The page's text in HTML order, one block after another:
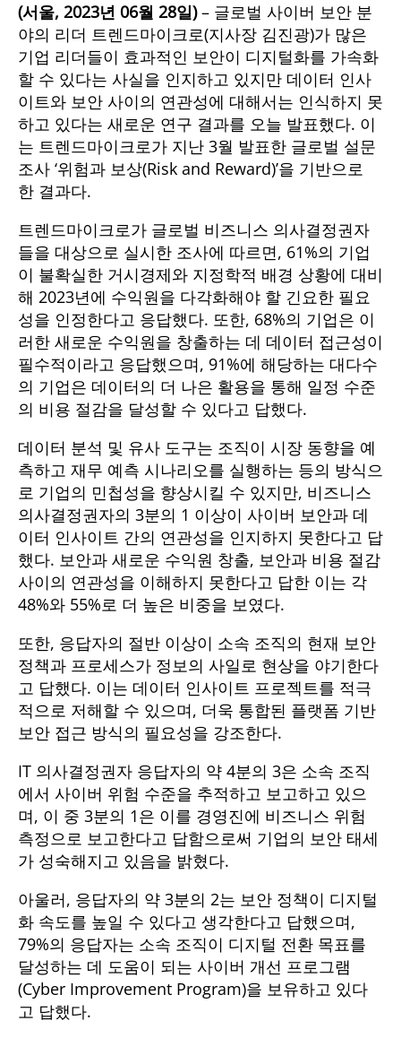
(서울, 2023년 06월 28일)– 글로벌 사이버 보안 분
야의 리더 트렌드마이크로(지사장 김진광)가 많은
기업 리더들이 효과적인 보안이 디지털화를 가속화
할 수 있다는 사실을 인지하고 있지만 데이터 인사
이트와 보안 사이의 연관성에 대해서는 인식하지 못
하고 있다는 새로운 연구 결과를 오늘 발표했다. 이
는 트렌드마이크로가 지난 3월 발표한 글로벌 설문
조사 ‘위험과 보상(Risk and Reward)’을 기반으로
한 결과다.
트렌드마이크로가 글로벌 비즈니스 의사결정권자
들을 대상으로 실시한 조사에 따르면, 61%의 기업
이 불확실한 거시경제와 지정학적 배경 상황에 대비
해 2023년에 수익원을 다각화해야 할 긴요한 필요
성을 인정한다고 응답했다. 또한, 68%의 기업은 이
러한 새로운 수익원을 창출하는 데 데이터 접근성이
필수적이라고 응답했으며, 91%에 해당하는 대다수
의 기업은 데이터의 더 나은 활용을 통해 일정 수준
의 비용 절감을 달성할 수 있다고 답했다.
데이터 분석 및 유사 도구는 조직이 시장 동향을 예
측하고 재무 예측 시나리오를 실행하는 등의 방식으
로 기업의 민첩성을 향상시킬 수 있지만, 비즈니스
의사결정권자의 3분의 1 이상이 사이버 보안과 데
이터 인사이트 간의 연관성을 인지하지 못한다고 답
했다. 보안과 새로운 수익원 창출, 보안과 비용 절감
사이의 연관성을 이해하지 못한다고 답한 이는 각
48%와 55%로 더 높은 비중을 보였다.
또한, 응답자의 절반 이상이 소속 조직의 현재 보안
정책과 프로세스가 정보의 사일로 현상을 야기한다
고 답했다. 이는 데이터 인사이트 프로젝트를 적극
적으로 저해할 수 있으며, 더욱 통합된 플랫폼 기반
보안 접근 방식의 필요성을 강조한다.
IT 의사결정권자 응답자의 약 4분의 3은 소속 조직
에서 사이버 위험 수준을 추적하고 보고하고 있으
며, 이 중 3분의 1은 이를 경영진에 비즈니스 위험
측정으로 보고한다고 답함으로써 기업의 보안 태세
가 성숙해지고 있음을 밝혔다.
아울러, 응답자의 약 3분의 2는 보안 정책이 디지털
화 속도를 높일 수 있다고 생각한다고 답했으며,
79%의 응답자는 소속 조직이 디지털 전환 목표를
달성하는 데 도움이 되는 사이버 개선 프로그램
(Cyber Improvement Program)을 보유하고 있다
고 답했다.